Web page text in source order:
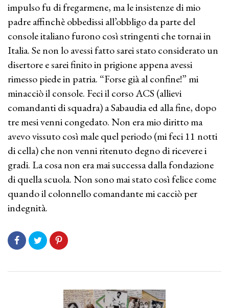
impulso fu di fregarmene, ma le insistenze di mio
padre affinchè obbedissi all’obbligo da parte del
console italiano furono così stringenti che tornai in
Italia. Se non lo avessi fatto sarei stato considerato un
disertore e sarei finito in prigione appena avessi
rimesso piede in patria. “Forse già al confine!” mi
minacciò il console. Feci il corso ACS (allievi
comandanti di squadra) a Sabaudia ed alla fine, dopo
tre mesi venni congedato. Non era mio diritto ma
avevo vissuto così male quel periodo (mi feci 11 notti
di cella) che non venni ritenuto degno di ricevere i
gradi. La cosa non era mai successa dalla fondazione
di quella scuola. Non sono mai stato così felice come
quando il colonnello comandante mi cacciò per
indegnità.